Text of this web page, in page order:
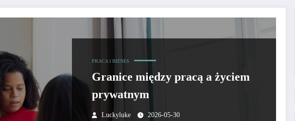
PRACA I BIZNES
Granice między pracą a życiem
prywatnym
Luckyluke 2026-05-30